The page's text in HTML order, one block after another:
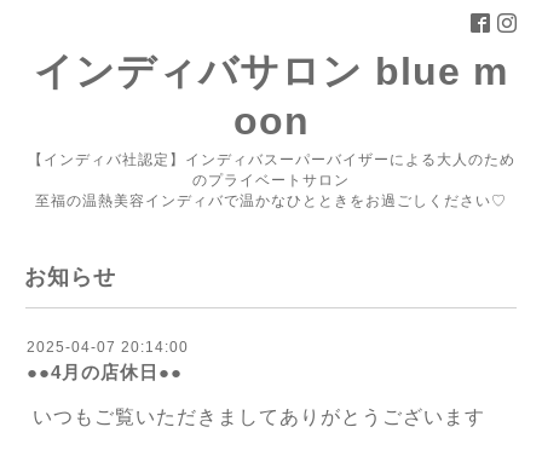
インディバサロン blue m
oon
【インディバ社認定】インディバスーパーバイザーによる大人のため
のプライベートサロン
至福の温熱美容インディバで温かなひとときをお過ごしください♡
お知らせ
2025-04-07 20:14:00
●●4月の店休日●●
いつもご覧いただきましてありがとうございます